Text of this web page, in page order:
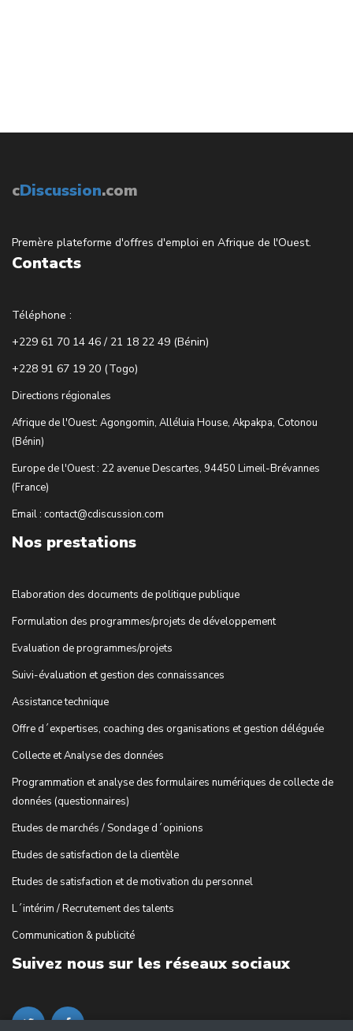
cDiscussion.com
Premère plateforme d'offres d'emploi en Afrique de l'Ouest.
Contacts
Téléphone :
+229 61 70 14 46 / 21 18 22 49 (Bénin)
+228 91 67 19 20 (Togo)
Directions régionales
Afrique de l'Ouest: Agongomin, Alléluia House, Akpakpa, Cotonou
(Bénin)
Europe de l'Ouest : 22 avenue Descartes, 94450 Limeil-Brévannes
(France)
Email : contact@cdiscussion.com
Nos prestations
Elaboration des documents de politique publique
Formulation des programmes/projets de développement
Evaluation de programmes/projets
Suivi-évaluation et gestion des connaissances
Assistance technique
Offre d´expertises, coaching des organisations et gestion déléguée
Collecte et Analyse des données
Programmation et analyse des formulaires numériques de collecte de
données (questionnaires)
Etudes de marchés / Sondage d´opinions
Etudes de satisfaction de la clientèle
Etudes de satisfaction et de motivation du personnel
L´intérim / Recrutement des talents
Communication & publicité
Suivez nous sur les réseaux sociaux